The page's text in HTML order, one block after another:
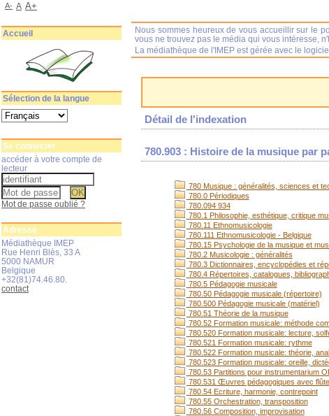
Détail de l'indexation
780.903 : Histoire de la musique par
780 Musique : généralités, sciences et
780.0 Périodiques
780.094 934
780.1 Philosophie, esthétique, critique
780.11 Ethnomusicologie
780.111 Ethnomusicologie - Belgique
780.15 Psychologie de la musique et
780.2 Musicologie : généralités
780.3 Dictionnaires, encyclopédies et
780.4 Répertoires, catalogues,
780.5 Pédagogie musicale
780.50 Pédagogie musicale (répertoire)
780.500 Pédagogie musicale (matériel)
780.51 Théorie de la musique
780.52 Formation musicale: méthode
780.520 Formation musicale: lecture,
780.521 Formation musicale: rythme
780.522 Formation musicale: théorie,
780.523 Formation musicale: oreille,
780.53 Partitions pour instrumentarium
780.531 Œuvres pédagogiques avec
780.54 Ecriture, harmonie, contrepoint
780.55 Orchestration, transposition
780.56 Composition, improvisation
Nous sommes heureux de vous accueillir sur le
vous ne trouvez pas le média qui vous intéresse,
La médiathèque de l'IMEP est gérée avec le
A- A A+
Accueil
Sélection de la langue
Se connecter
accéder à votre compte de
lecteur
Mot de passe oublié ?
Adresse
Médiathèque IMEP
Rue Henri Blès, 33 A
5000 NAMUR
Belgique
+32(81)74.46.80.
contact